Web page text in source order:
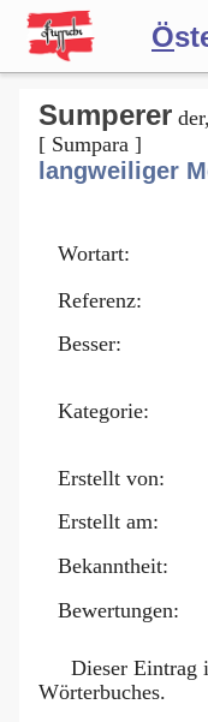
Ö
Wörterbuch
Forum
Blog
Sumperer
[ Sumpara ]
langweiliger
Wortart:
Referenz:
Besser:
Kategorie:
Erstellt von:
Erstellt am:
Bekanntheit:
Bewertungen:
Dieser Eintrag
Wörterbuches.